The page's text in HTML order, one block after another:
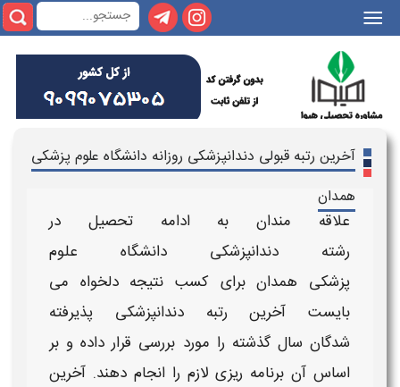
|||
آخرین رتبه قبولی دندانپزشکی روزانه دانشگاه علوم پزشکی
همدان
علاقه مندان به ادامه تحصیل در
رشته دندانپزشکی دانشگاه علوم
پزشکی همدانبرای کسب نتیجه دلخواه می
بایست آخرین رتبه دندانپزشکی پذیرفته
شدگان سال گذشته را مورد بررسی قرار داده و بر
اساس آن برنامه ریزی لازم را انجام دهند. آخرین